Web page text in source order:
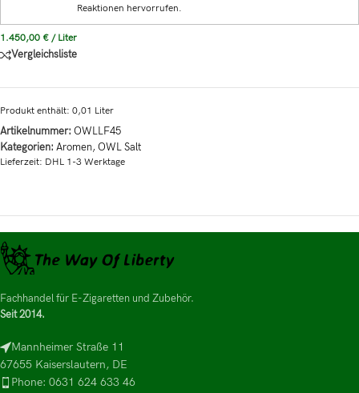
Reaktionen hervorrufen.
1.450,00 € / Liter
Vergleichsliste
Produkt enthält: 0,01 Liter
Artikelnummer: OWLLF45
Kategorien: Aromen,OWL Salt
Lieferzeit: DHL 1-3 Werktage
Fachhandel für E-Zigaretten und Zubehör.
Seit 2014.
Mannheimer Straße 11
67655 Kaiserslautern, DE
Phone: 0631 624 633 46